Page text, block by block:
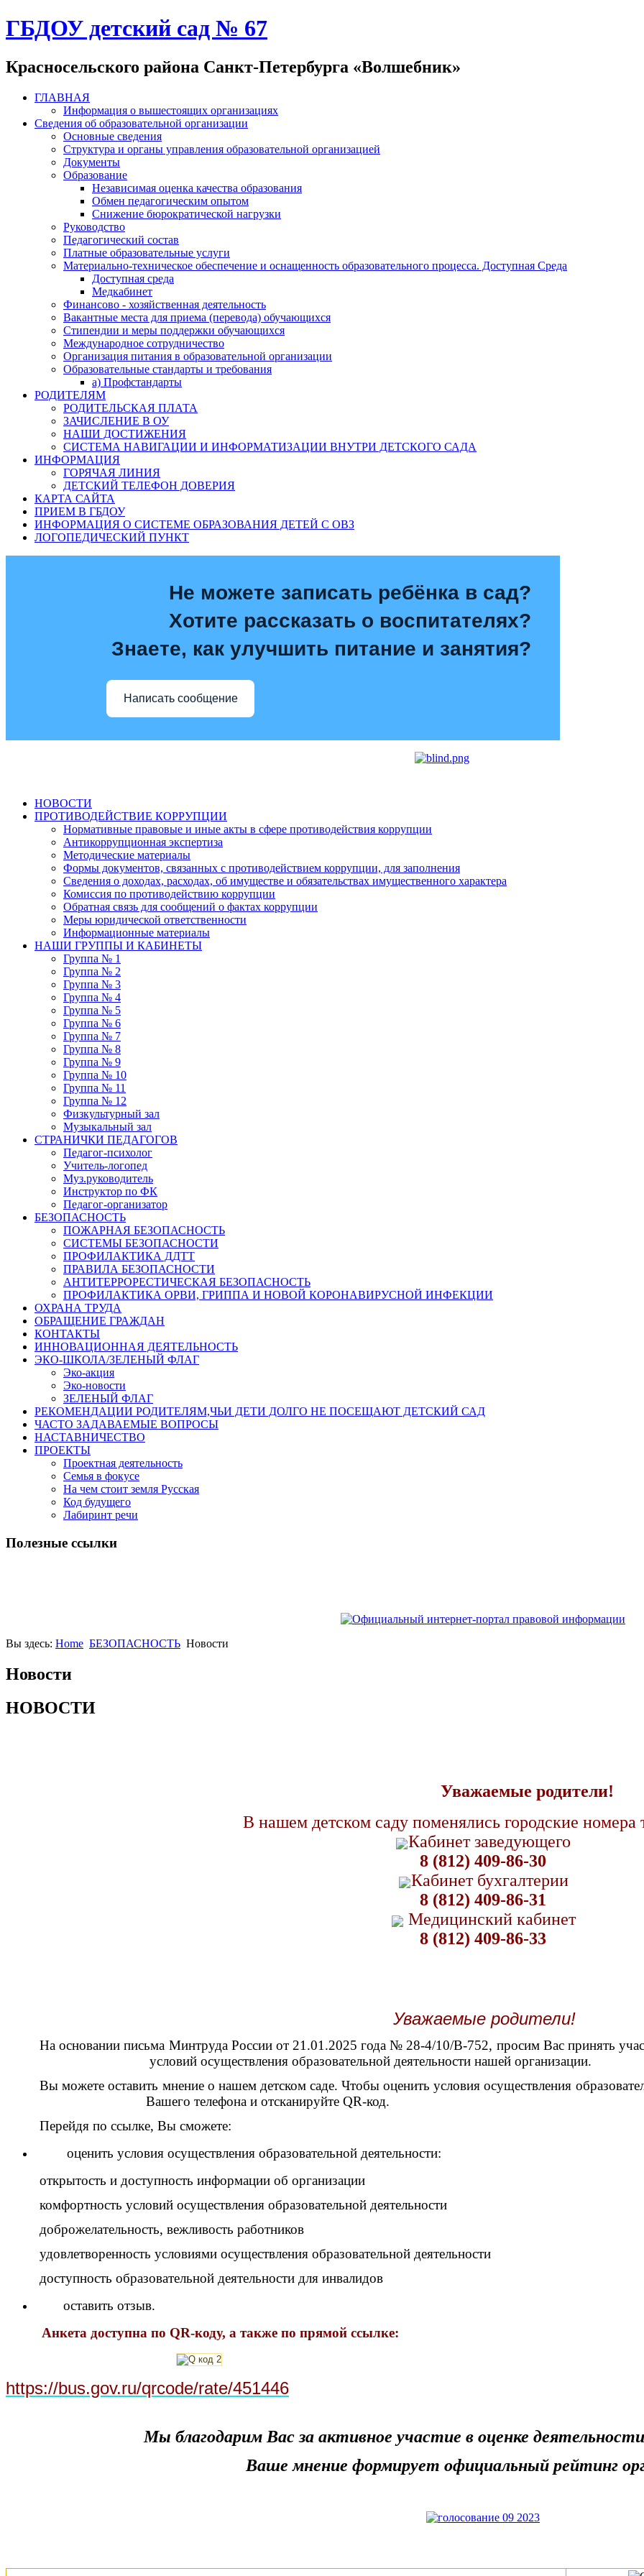
ГБДОУ детский сад № 67
Красносельского района Санкт-Петербурга «Волшебник»
ГЛАВНАЯ
Информация о вышестоящих организациях
Сведения об образовательной организации
Основные сведения
Структура и органы управления образовательной организацией
Документы
Образование
Независимая оценка качества образования
Обмен педагогическим опытом
Снижение бюрократической нагрузки
Руководство
Педагогический состав
Платные образовательные услуги
Материально-техническое обеспечение и оснащенность образовательного процесса. Доступная Среда
Доступная среда
Медкабинет
Финансово - хозяйственная деятельность
Вакантные места для приема (перевода) обучающихся
Стипендии и меры поддержки обучающихся
Международное сотрудничество
Организация питания в образовательной организации
Образовательные стандарты и требования
а) Профстандарты
РОДИТЕЛЯМ
РОДИТЕЛЬСКАЯ ПЛАТА
ЗАЧИСЛЕНИЕ В ОУ
НАШИ ДОСТИЖЕНИЯ
СИСТЕМА НАВИГАЦИИ И ИНФОРМАТИЗАЦИИ ВНУТРИ ДЕТСКОГО САДА
ИНФОРМАЦИЯ
ГОРЯЧАЯ ЛИНИЯ
ДЕТСКИЙ ТЕЛЕФОН ДОВЕРИЯ
КАРТА САЙТА
ПРИЕМ В ГБДОУ
ИНФОРМАЦИЯ О СИСТЕМЕ ОБРАЗОВАНИЯ ДЕТЕЙ С ОВЗ
ЛОГОПЕДИЧЕСКИЙ ПУНКТ
Не можете записать ребёнка в сад?
Хотите рассказать о воспитателях?
Знаете, как улучшить питание и занятия?
Написать сообщение
НОВОСТИ
ПРОТИВОДЕЙСТВИЕ КОРРУПЦИИ
Нормативные правовые и иные акты в сфере противодействия коррупции
Антикоррупционная экспертиза
Методические материалы
Формы документов, связанных с противодействием коррупции, для заполнения
Сведения о доходах, расходах, об имуществе и обязательствах имущественного характера
Комиссия по противодействию коррупции
Обратная связь для сообщений о фактах коррупции
Меры юридической ответственности
Информационные материалы
НАШИ ГРУППЫ И КАБИНЕТЫ
Группа № 1
Группа № 2
Группа № 3
Группа № 4
Группа № 5
Группа № 6
Группа № 7
Группа № 8
Группа № 9
Группа № 10
Группа № 11
Группа № 12
Физкультурный зал
Музыкальный зал
СТРАНИЧКИ ПЕДАГОГОВ
Педагог-психолог
Учитель-логопед
Муз.руководитель
Инструктор по ФК
Педагог-организатор
БЕЗОПАСНОСТЬ
ПОЖАРНАЯ БЕЗОПАСНОСТЬ
СИСТЕМЫ БЕЗОПАСНОСТИ
ПРОФИЛАКТИКА ДДТТ
ПРАВИЛА БЕЗОПАСНОСТИ
АНТИТЕРРОРЕСТИЧЕСКАЯ БЕЗОПАСНОСТЬ
ПРОФИЛАКТИКА ОРВИ, ГРИППА И НОВОЙ КОРОНАВИРУСНОЙ ИНФЕКЦИИ
ОХРАНА ТРУДА
ОБРАЩЕНИЕ ГРАЖДАН
КОНТАКТЫ
ИННОВАЦИОННАЯ ДЕЯТЕЛЬНОСТЬ
ЭКО-ШКОЛА/ЗЕЛЕНЫЙ ФЛАГ
Эко-акция
Эко-новости
ЗЕЛЕНЫЙ ФЛАГ
РЕКОМЕНДАЦИИ РОДИТЕЛЯМ,ЧЬИ ДЕТИ ДОЛГО НЕ ПОСЕЩАЮТ ДЕТСКИЙ САД
ЧАСТО ЗАДАВАЕМЫЕ ВОПРОСЫ
НАСТАВНИЧЕСТВО
ПРОЕКТЫ
Проектная деятельность
Семья в фокусе
На чем стоит земля Русская
Код будущего
Лабиринт речи
Полезные ссылки
Вы здесь: Home БЕЗОПАСНОСТЬ Новости
Новости
НОВОСТИ
Уважаемые родители!
В нашем детском саду поменялись городские номера
Кабинет заведующего
8 (812) 409-86-30
Кабинет бухгалтерии
8 (812) 409-86-31
Медицинский кабинет
8 (812) 409-86-33
Уважаемые родители!
На основании письма Минтруда России от 21.01.2025 года № 28-4/10/В-752, просим Вас
условий осуществления образовательной деятельности нашей организации.
Вы можете оставить мнение о нашем детском саде. Чтобы оценить условия осуществления
Вашего телефона и отсканируйте QR-код.
Перейдя по ссылке, Вы сможете:
оценить условия осуществления образовательной деятельности:
открытость и доступность информации об организации
комфортность условий осуществления образовательной деятельности
доброжелательность, вежливость работников
удовлетворенность условиями осуществления образовательной деятельности
доступность образовательной деятельности для инвалидов
оставить отзыв.
Анкета доступна по QR-коду, а также по прямой ссылке:
https://bus.gov.ru/qrcode/rate/451446
Мы благодарим Вас за активное участие в оценке
Ваше мнение формирует официальный рейтинг